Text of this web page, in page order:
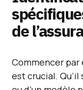
de
Commencer par
est crucial. Qu’il